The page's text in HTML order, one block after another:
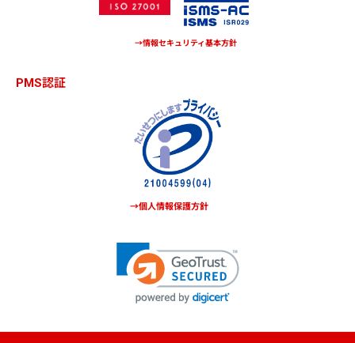
→情報セキュリティ基本方針
PMS認証
→個人情報保護方針